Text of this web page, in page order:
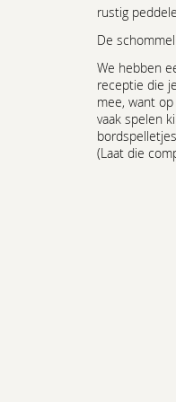
rustig
De
We hebben
receptie die
mee, want
vaak spelen
(Laat die